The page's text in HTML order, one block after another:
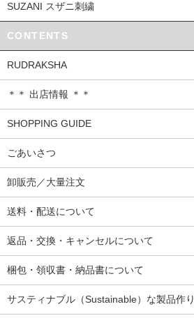
SUZANI スザニ刺繍
CONTENTS
RUDRAKSHA
＊＊ 出店情報 ＊＊
SHOPPING GUIDE
ごあいさつ
卸販売／大量注文
送料・配送について
返品・交換・キャンセルについて
梱包・領収書・納品書について
サスティナブル（Sustainable）な製品作り